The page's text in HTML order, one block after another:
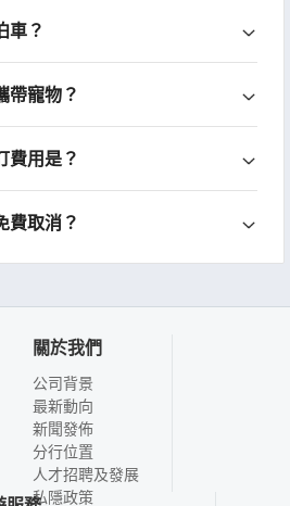
車？
帶寵物？
費用是？
費取消？
關於我們
公司背景
最新動向
新聞發佈
分行位置
人才招聘及發展
私隱政策